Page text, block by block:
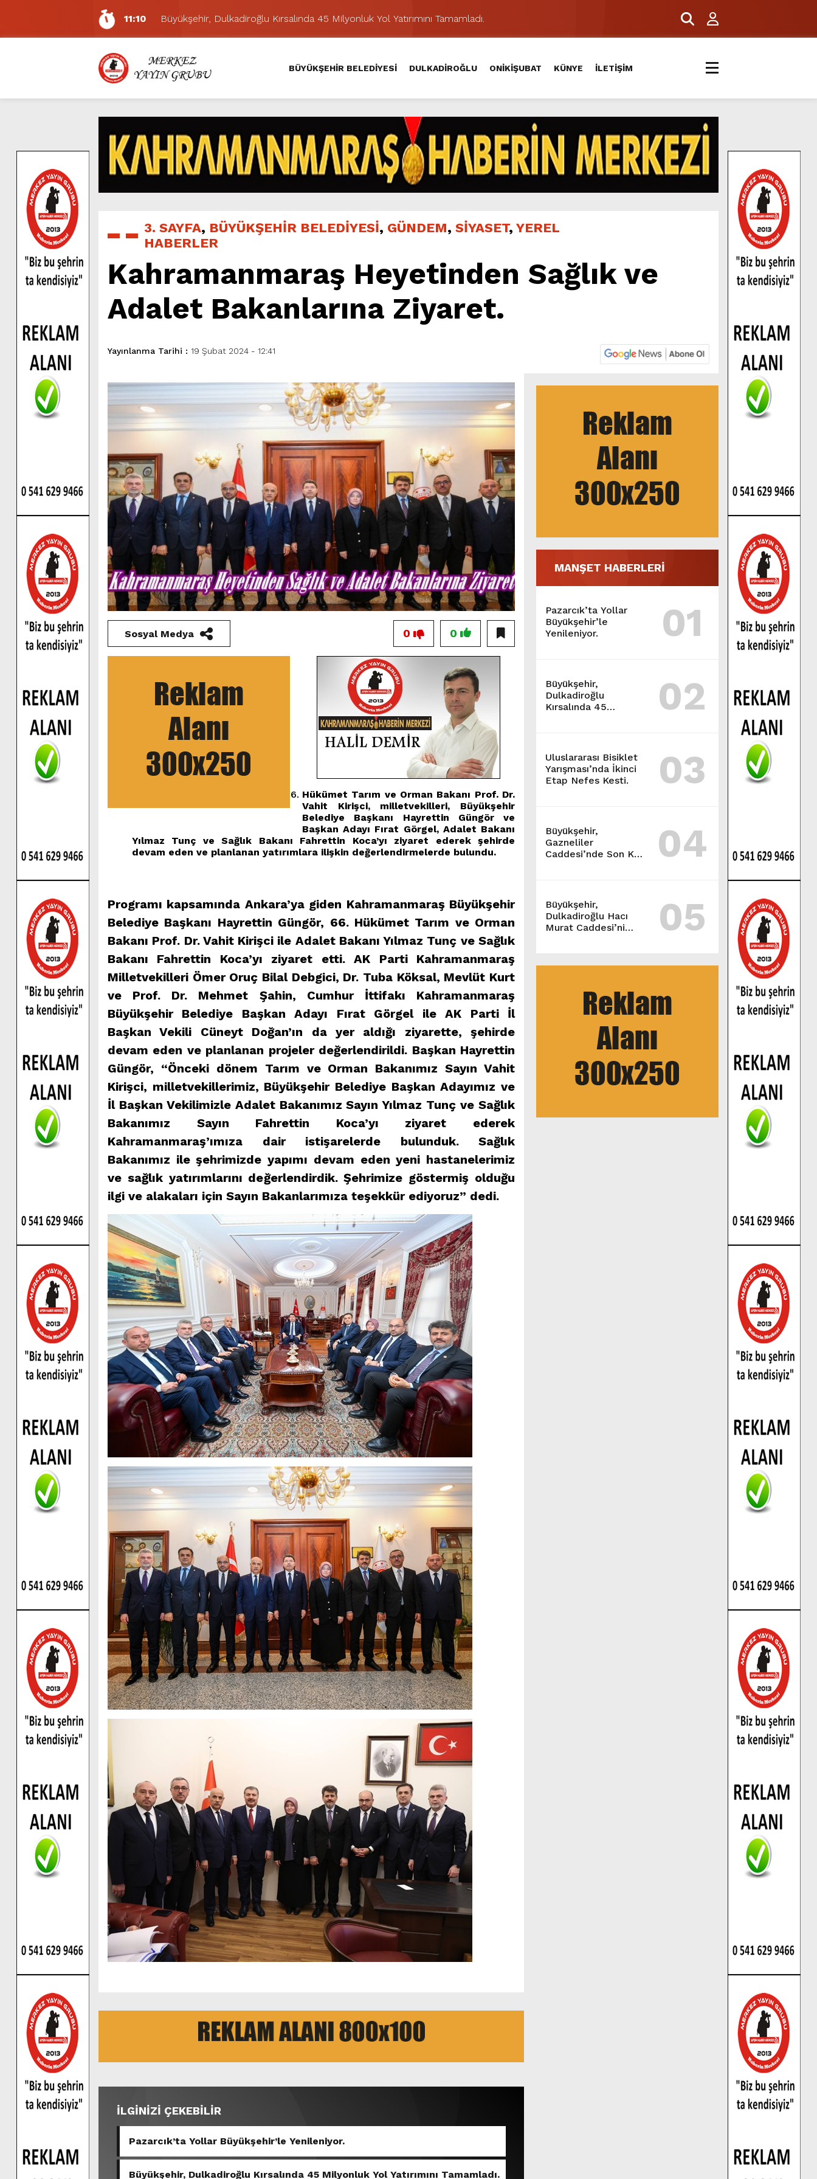
11:10
Büyükşehir, Dulkadiroğlu Kırsalında 45 Milyonluk Yol Yatırımını Tamamladı.
5:17
Uluslararası Bisiklet Yarışması’nda İkinci Etap Nefes Kesti.
5:15
Büyükşehir, Gazneliler Caddesi’nde Son Kat Asfalt Serimini Sürdürüyor.
6:54
Büyükşehir, Dulkadiroğlu Hacı Murat Caddesi’ni Asfalta Hazırlıyor.
6:53
Büyükşehir’den Dulkadiroğlu Kırsalına Değer Katan Yol Yatırımı.
6:50
Geleneksel Ağustos Fuarı’nda Eğlence ve Nostalji Bir Aradaydı.
6:48
Tevfik Kadıoğlu Kavşağı Yeni Düzenlemeyle Daha Akıcı Hale Geliyor.
10:21
Dedublüman KAFUM’da Müzik Ziyafeti Yaşatacak.
16:31
Yeşilçam’ın Efsanesi Ağustos Fuarı’nda Hayat Bulacak
11:14
Pazarcık’ta Yollar Büyükşehir’le Yenileniyor.
BÜYÜKŞEHİR BELEDİYESİ DULKADİROĞLU ONİKİŞUBAT KÜNYE İLETİŞİM
3. SAYFA, BÜYÜKŞEHİR BELEDİYESİ, GÜNDEM, SİYASET, YEREL
HABERLER
Kahramanmaraş Heyetinden Sağlık ve
Adalet Bakanlarına Ziyaret.
Yayınlanma Tarihi : 19 Şubat 2024 - 12:41
MANŞET HABERLERİ
Pazarcık’ta Yollar
Büyükşehir’le
Yenileniyor.
01
Büyükşehir,
Dulkadiroğlu
Kırsalında 45
02
Uluslararası Bisiklet
Yarışması’nda İkinci
Etap Nefes Kesti.
03
Büyükşehir,
Gazneliler
Caddesi’nde Son Kat
04
Büyükşehir,
Dulkadiroğlu Hacı
Murat Caddesi’ni
05
Sosyal Medya 0
0
Hükümet Tarım ve Orman Bakanı Prof. Dr.
Vahit Kirişci, milletvekilleri, Büyükşehir
Belediye Başkanı Hayrettin Güngör ve
Başkan Adayı Fırat Görgel, Adalet Bakanı
Yılmaz Tunç ve Sağlık Bakanı Fahrettin Koca’yı ziyaret ederek şehirde
devam eden ve planlanan yatırımlara ilişkin değerlendirmelerde bulundu.
Programı kapsamında Ankara’ya giden Kahramanmaraş Büyükşehir
Belediye Başkanı Hayrettin Güngör, 66. Hükümet Tarım ve Orman
Bakanı Prof. Dr. Vahit Kirişci ile Adalet Bakanı Yılmaz Tunç ve Sağlık
Bakanı Fahrettin Koca’yı ziyaret etti. AK Parti Kahramanmaraş
Milletvekilleri Ömer Oruç Bilal Debgici, Dr. Tuba Köksal, Mevlüt Kurt
ve Prof. Dr. Mehmet Şahin, Cumhur İttifakı Kahramanmaraş
Büyükşehir Belediye Başkan Adayı Fırat Görgel ile AK Parti İl
Başkan Vekili Cüneyt Doğan’ın da yer aldığı ziyarette, şehirde
devam eden ve planlanan projeler değerlendirildi. Başkan Hayrettin
Güngör, “Önceki dönem Tarım ve Orman Bakanımız Sayın Vahit
Kirişci, milletvekillerimiz, Büyükşehir Belediye Başkan Adayımız ve
İl Başkan Vekilimizle Adalet Bakanımız Sayın Yılmaz Tunç ve Sağlık
Bakanımız Sayın Fahrettin Koca’yı ziyaret ederek
Kahramanmaraş’ımıza dair istişarelerde bulunduk. Sağlık
Bakanımız ile şehrimizde yapımı devam eden yeni hastanelerimiz
ve sağlık yatırımlarını değerlendirdik. Şehrimize göstermiş olduğu
ilgi ve alakaları için Sayın Bakanlarımıza teşekkür ediyoruz” dedi.
İLGİNİZİ ÇEKEBİLİR
Pazarcık’ta Yollar Büyükşehir’le Yenileniyor.
Büyükşehir, Dulkadiroğlu Kırsalında 45 Milyonluk Yol Yatırımını Tamamladı.